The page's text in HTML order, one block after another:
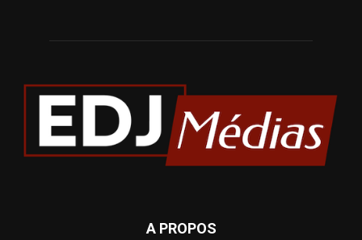
A PROPOS